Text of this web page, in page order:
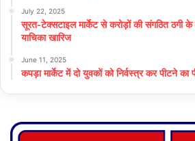
July 22, 2025
सूरत-टेक्सटाइल मार्केट से करोड़ों की संगठित ठगी
याचिका खारिज
June 11, 2025
कपड़ा मार्केट में दो युवकों को निर्वस्त्र कर पीटने का